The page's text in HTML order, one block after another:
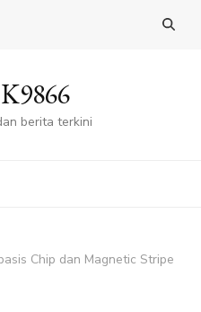
berita terkini
Chip dan Magnetic Stripe